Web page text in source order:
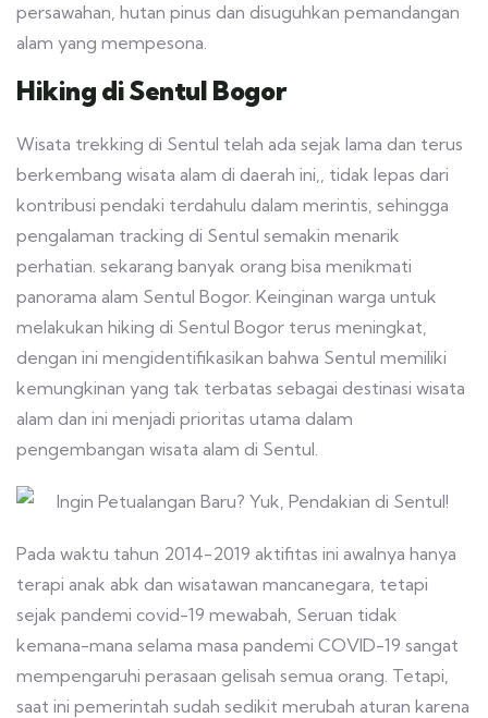
persawahan, hutan pinus dan disuguhkan pemandangan
alam yang mempesona.
Hiking di Sentul Bogor
Wisata trekking di Sentul telah ada sejak lama dan terus
berkembang wisata alam di daerah ini,, tidak lepas dari
kontribusi pendaki terdahulu dalam merintis, sehingga
pengalaman tracking di Sentul semakin menarik
perhatian. sekarang banyak orang bisa menikmati
panorama alam Sentul Bogor. Keinginan warga untuk
melakukan hiking di Sentul Bogor terus meningkat,
dengan ini mengidentifikasikan bahwa Sentul memiliki
kemungkinan yang tak terbatas sebagai destinasi wisata
alam dan ini menjadi prioritas utama dalam
pengembangan wisata alam di Sentul.
Pada waktu tahun 2014-2019 aktifitas ini awalnya hanya
terapi anak abk dan wisatawan mancanegara, tetapi
sejak pandemi covid-19 mewabah, Seruan tidak
kemana-mana selama masa pandemi COVID-19 sangat
mempengaruhi perasaan gelisah semua orang. Tetapi,
saat ini pemerintah sudah sedikit merubah aturan karena